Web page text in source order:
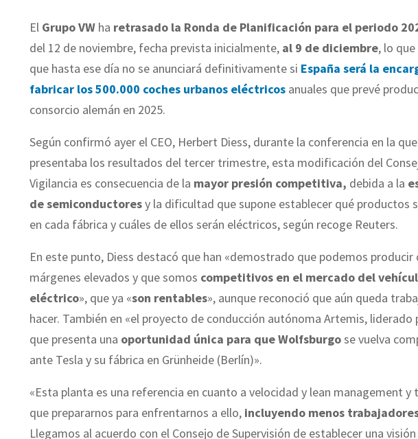
El Grupo VW ha retrasado la Ronda de Planificación para el periodo
del 12 de noviembre, fecha prevista inicialmente, al 9 de diciembre, lo
que hasta ese día no se anunciará definitivamente si España será la
fabricar los 500.000 coches urbanos eléctricos anuales que prevé
consorcio alemán en 2025.
Según confirmó ayer el CEO, Herbert Diess, durante la conferencia en la que
presentaba los resultados del tercer trimestre, esta modificación del
Vigilancia es consecuencia de la mayor presión competitiva, debida a la
de semiconductoresy la dificultad que supone establecer qué productos
en cada fábrica y cuáles de ellos serán eléctricos, según recoge Reuters.
En este punto, Diess destacó que han «demostrado que podemos producir
márgenes elevados y que somos competitivos en el mercado del
eléctrico», que ya «son rentables», aunque reconoció que aún queda
hacer. También en «el proyecto de conducción autónoma Artemis, liderado
que presenta una oportunidad única para que Wolfsburgose vuelva
ante Tesla y su fábrica en Grünheide (Berlín)».
«Esta planta es una referencia en cuanto a velocidad y lean management y
que prepararnos para enfrentarnos a ello, incluyendo menos
Llegamos al acuerdo con el Consejo de Supervisión de establecer una